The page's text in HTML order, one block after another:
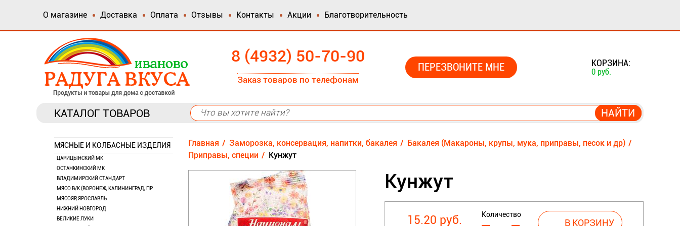
О магазине Доставка Оплата Отзывы Контакты Акции Благотворительность
8 (4932) 50-70-90
Заказ товаров по телефонам
ПЕРЕЗВОНИТЕ МНЕ КОРЗИНА:
0 руб.
КАТАЛОГ ТОВАРОВ
МЯСНЫЕ И КОЛБАСНЫЕ ИЗДЕЛИЯ
ЦАРИЦЫНСКИЙ МК
ОСТАНКИНСКИЙ МК
ВЛАДИМИРСКИЙ СТАНДАРТ
МЯСО В/К (ВОРОНЕЖ, КАЛИНИНГРАД, ПР
МЯСОЯР, ЯРОСЛАВЛЬ
НИЖНИЙ НОВГОРОД
ВЕЛИКИЕ ЛУКИ
Главная Заморозка, консервация, напитки, бакалея
Бакалея (Макароны, крупы, мука, приправы, песок и др)
Приправы, специи
Кунжут
Кунжут
15.20 руб.
Количество